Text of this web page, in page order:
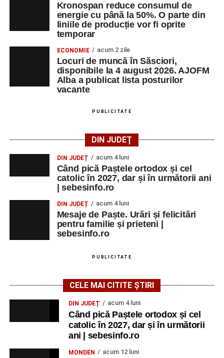
Kronospan reduce consumul de
energie cu până la 50%. O parte din
liniile de producție vor fi oprite
temporar
ECONOMIE acum 2 zile
Locuri de muncă în Săsciori,
disponibile la 4 august 2026. AJOFM
Alba a publicat lista posturilor
vacante
PUBLICITATE
DIN JUDEȚ
DIN JUDEȚ acum 4 luni
Când pică Paștele ortodox și cel
catolic în 2027, dar și în următorii ani
| sebesinfo.ro
DIN JUDEȚ acum 4 luni
Mesaje de Paște. Urări și felicitări
pentru familie și prieteni |
sebesinfo.ro
PUBLICITATE
CELE MAI CITITE ȘTIRI
DIN JUDEȚ acum 4 luni
Când pică Paștele ortodox și cel
catolic în 2027, dar și în următorii
ani | sebesinfo.ro
MONDEN acum 12 luni